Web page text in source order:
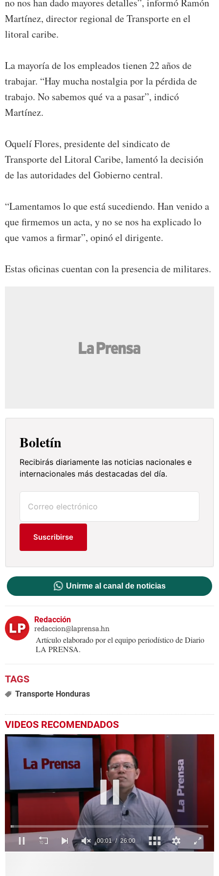
Martínez, director regional de Transporte en el
litoral caribe.
La mayoría de los empleados tienen 22 años de
trabajar. “Hay mucha nostalgia por la pérdida de
trabajo. No sabemos qué va a pasar”, indicó
Martínez.
Oquelí Flores, presidente del sindicato de
Transporte del Litoral Caribe, lamentó la decisión
de las autoridades del Gobierno central.
“Lamentamos lo que está sucediendo. Han venido a
que firmemos un acta, y no se nos ha explicado lo
que vamos a firmar”, opinó el dirigente.
Estas oficinas cuentan con la presencia de militares.
Boletín
Recibirás diariamente las noticias nacionales e
internacionales más destacadas del día.
Suscribirse
Unirme al canal de noticias
Redacción
redaccion@laprensa.hn
Artículo elaborado por el equipo periodístico de Diario
LA PRENSA.
Transporte Honduras
VIDEOS RECOMENDADOS